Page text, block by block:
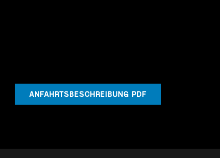
ANFAHRTSBESCHREIBUNG PDF